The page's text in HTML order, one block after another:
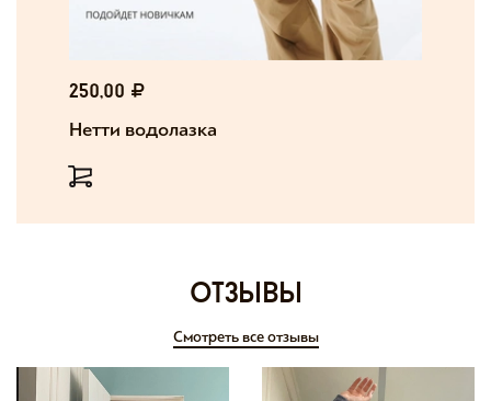
250,00
Нетти водолазка
отзывы
Смотреть все отзывы